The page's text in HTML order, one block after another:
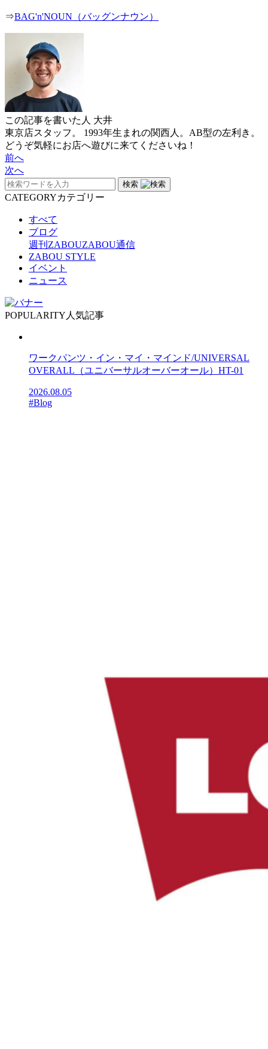
⇒BAG'n'NOUN（バッグンナウン）
この記事を書いた人 大井
東京店スタッフ。 1993年生まれの関西人。AB型の左利き。
どうぞ気軽にお店へ遊びに来てくださいね！
前へ
次へ
検索
CATEGORYカテゴリー
すべて
ブログ
週刊ZABOUZABOU通信
ZABOU STYLE
イベント
ニュース
POPULARITY 人気記事
ワークパンツ・イン・マイ・マインド/UNIVERSAL
OVERALL（ユニバーサルオーバーオール）HT-01
2026.08.05
#Blog